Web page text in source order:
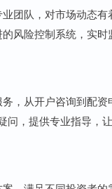
团队，对市场动态
风险控制系统，实
，从开户咨询到配
问，提供专业指导，